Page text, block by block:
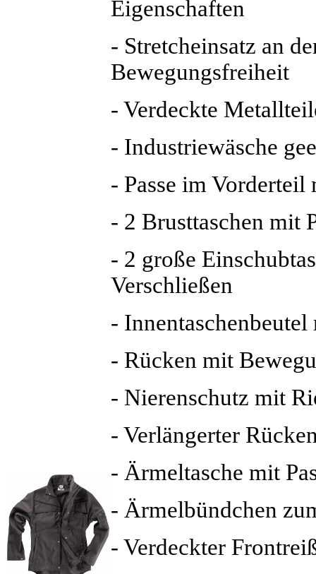
Eigenschaften
- Stretcheinsatz an
Bewegungsfreiheit
- Verdeckte
- Industriewäsche
- Passe im Vorderteil
- 2 Brusttaschen mit
- 2 große
Verschließen
-
- Rücken mit
- Nierenschutz mit
- Verlängerter
- Ärmeltasche mit
- Ärmelbündchen
- Verdeckter